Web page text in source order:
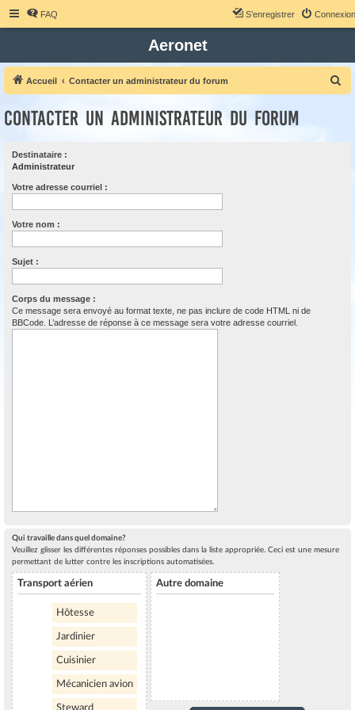
FAQ Connexion
S’enregistrer
Aeronet
Accueil Contacter un administrateur du forum
Contacter un administrateur du forum
Destinataire :
Administrateur
Votre adresse courriel :
Votre nom :
Sujet :
Corps du message :
Ce message sera envoyé au format texte, ne pas inclure de code HTML ni de
BBCode. L’adresse de réponse à ce message sera votre adresse courriel.
Qui travaille dans quel domaine?
Veuillez glisser les différentes réponses possibles dans la liste appropriée. Ceci est une mesure
permettant de lutter contre les inscriptions automatisées.
Transport aérien
Hôtesse
Jardinier
Cuisinier
Mécanicien avion
Autre domaine